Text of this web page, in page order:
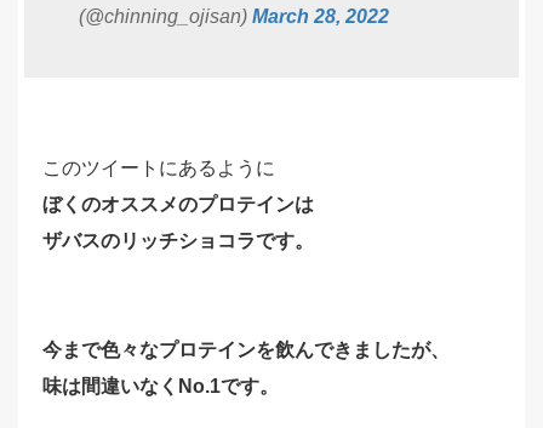
(@chinning_ojisan) March 28, 2022
このツイートにあるように
ぼくのオススメのプロテインは
ザバスのリッチショコラです。
今まで色々なプロテインを飲んできましたが、
味は間違いなくNo.1です。